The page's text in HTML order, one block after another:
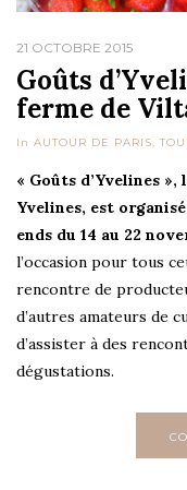
21 OCTOBRE 2015
Goûts
ferme de
In AUTOUR DE PARIS,
« Goûts d’Yvelines
Yvelines, est
ends du 14 au 22
l’occasion pour tous
rencontre de
d’autres amateurs de
d’assister à des
dégustations.